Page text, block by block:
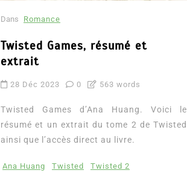
Dans Romance
Twisted Games, résumé et
extrait
28 Déc 2023 0 563 words
Twisted Games d’Ana Huang. Voici le
résumé et un extrait du tome 2 de Twisted
ainsi que l’accès direct au livre.
Ana Huang Twisted Twisted 2